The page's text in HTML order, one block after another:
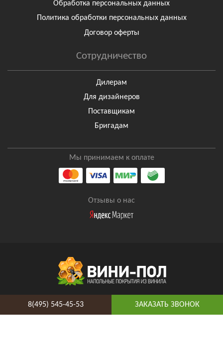
Обработка персональных данных
Политика обработки персональных данных
Договор оферты
Сотрудничество
Дилерам
Для дизайнеров
Поставщикам
Бригадам
Мы принимаем к оплате
Отзывы о нас
8(495) 545-45-53
8(495) 545-45-53 ЗАКАЗАТЬ ЗВОНОК